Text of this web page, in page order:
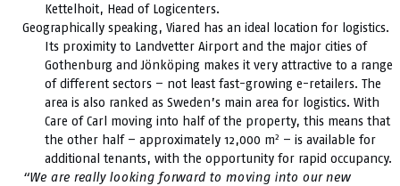
Kettelhoit, Head of Logicenters.
Geographically speaking, Viared has an ideal location for logistics.
Its proximity to Landvetter Airport and the major cities of
Gothenburg and Jönköping makes it very attractive to a range
of different sectors – not least fast-growing e-retailers. The
area is also ranked as Sweden’s main area for logistics. With
Care of Carl moving into half of the property, this means that
the other half – approximately 12,000 m2 – is available for
additional tenants, with the opportunity for rapid occupancy.
“We are really looking forward to moving into our new